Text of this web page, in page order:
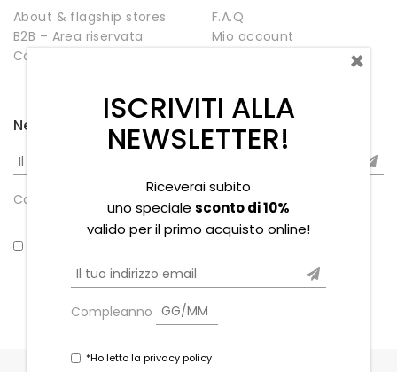
About & flagship stores
B2B – Area riservata
Contatti
F.A.Q.
Mio account
Newsletter
Compleanno
ISCRIVITI ALLA
NEWSLETTER!
Riceverai subito
uno speciale sconto di 10%
valido per il primo acquisto online!
Compleanno
*Ho letto la privacy policy
×